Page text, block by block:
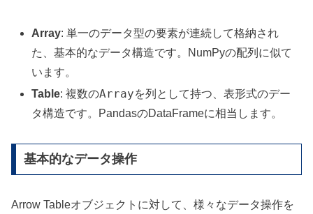
Array: 単一のデータ型の要素が連続して格納され
た、基本的なデータ構造です。NumPyの配列に似て
います。
Table: 複数のArrayを列として持つ、表形式のデー
タ構造です。PandasのDataFrameに相当します。
基本的なデータ操作
Arrow Tableオブジェクトに対して、様々なデータ操作を